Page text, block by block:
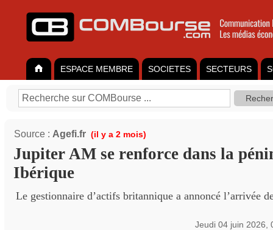
ESPACE MEMBRE SOCIETES SECTEURS
Source : Agefi.fr (il y a 2 mois)
Jupiter AM se renforce dans la
Ibérique
Le gestionnaire d’actifs britannique a annoncé l’arrivée
Jeudi 04 juin 2026,